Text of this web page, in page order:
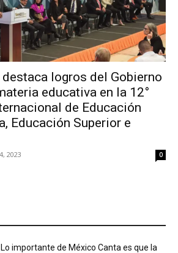
destaca logros del Gobierno
educativa en la 12°
de Educación
Educación Superior e
2023 0
Lo importante de México Canta es que la